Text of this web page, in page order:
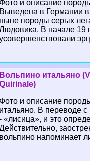
Фото и описание
Выведена в Германии в
ныне породы серых
Людовика. В начале 19
усовершенствовали
Вольпино итальяно
Quirinale)
Фото и описание
итальяно. В переводе с
- «лисица», и это
Действительно,
вольпино напоминает